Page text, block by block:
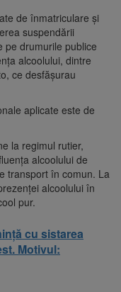
de înmatriculare și
suspendării
pe drumurile publice
alcoolului, dintre
ce desfășurau
aplicate este de
la regimul rutier,
alcoolului de
transport în comun. La
alcoolului în
pur.
cu sistarea
Motivul: